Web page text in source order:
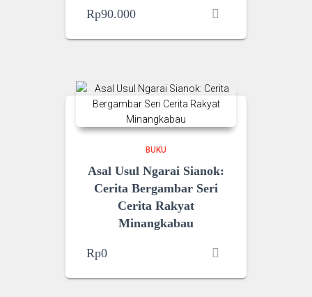
Rp90.000
BUKU
Asal Usul Ngarai Sianok:
Cerita Bergambar Seri
Cerita Rakyat
Minangkabau
Rp0